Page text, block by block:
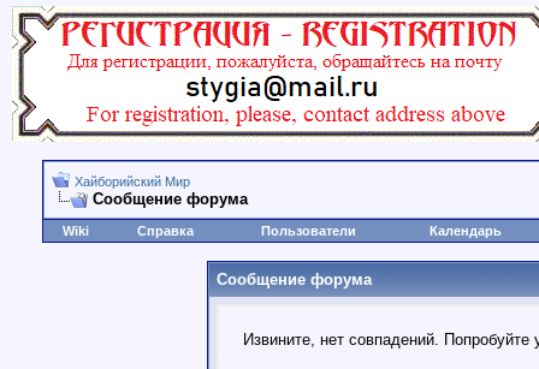
Хайборийский Мир
Сообщение форума
Wiki Справка Пользователи Календарь
Сообщение форума
Извините, нет совпадений. Попробуйте